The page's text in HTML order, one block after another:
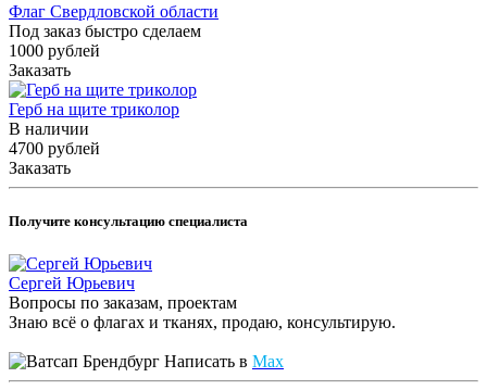
Флаг Свердловской области
Под заказ быстро сделаем
1000 рублей
Заказать
Герб на щите триколор
В наличии
4700 рублей
Заказать
Получите консультацию специалиста
Сергей Юрьевич
Вопросы по заказам, проектам
Знаю всё о флагах и тканях, продаю, консультирую.
Написать в Max